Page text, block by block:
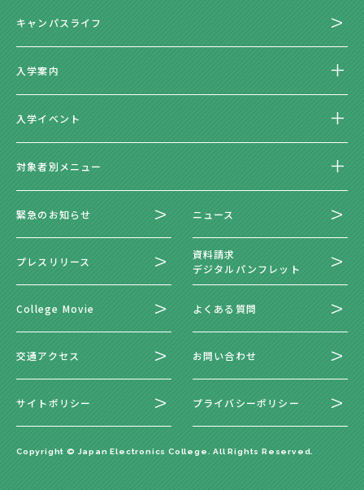
キャンパスライフ
入学案内
入学イベント
対象者別メニュー
緊急のお知らせ ニュース
プレスリリース
資料請求
デジタルパンフレット
College Movie よくある質問
交通アクセス お問い合わせ
サイトポリシー プライバシーポリシー
Copyright © Japan Electronics College. All Rights Reserved.